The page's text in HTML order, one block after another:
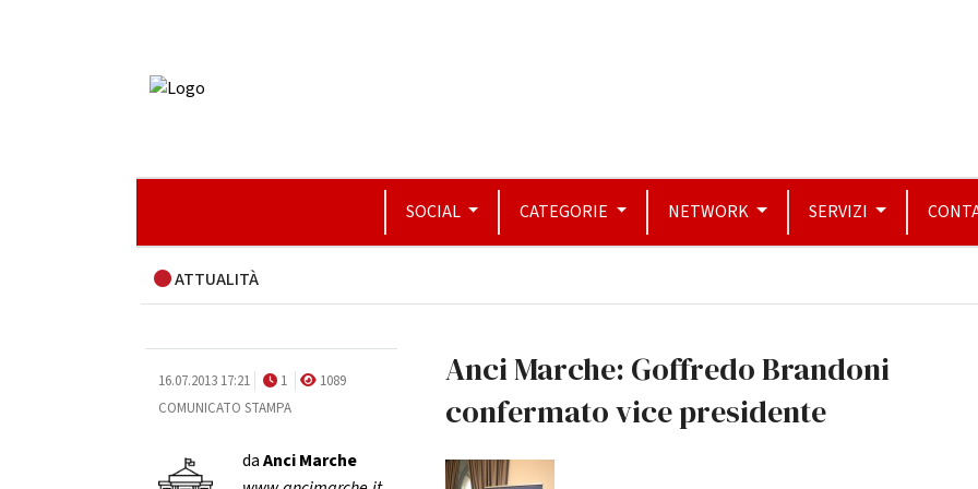
SOCIAL CATEGORIE NETWORK SERVIZI
ATTUALITÀ
16.07.2013 17:21 1
1089
COMUNICATO STAMPA
daAnci Marche
Anci Marche: Goffredo Brandoni
confermato vice presidente